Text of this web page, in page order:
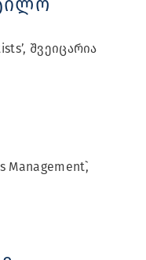
შვეიცარია
Management`,